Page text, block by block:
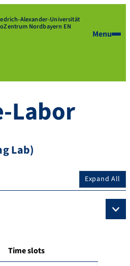
Alexander-Universität
Nordbayern EN
Menu
Labor
Lab)
Expand All
Time slots